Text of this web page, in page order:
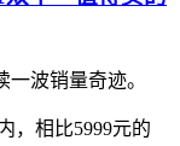
一波销量奇迹。
，相比5999元的